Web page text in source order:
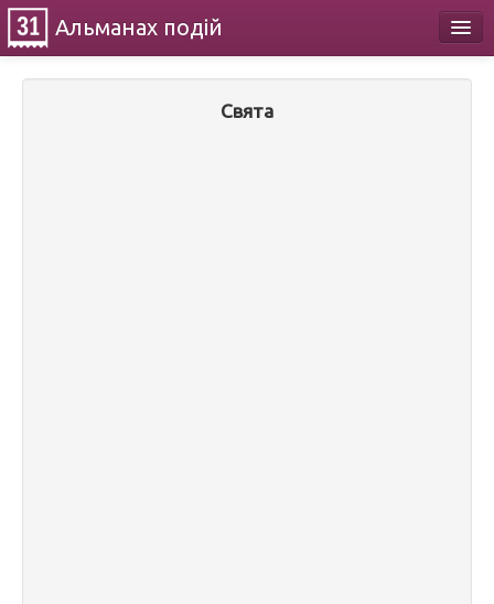
Альманах подій
Свята